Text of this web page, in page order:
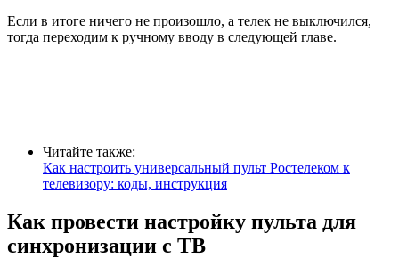
Если в итоге ничего не произошло, а телек не выключился,
тогда переходим к ручному вводу в следующей главе.
Читайте также:
Как настроить универсальный пульт Ростелеком к
телевизору: коды, инструкция
Как провести настройку пульта для
синхронизации с ТВ